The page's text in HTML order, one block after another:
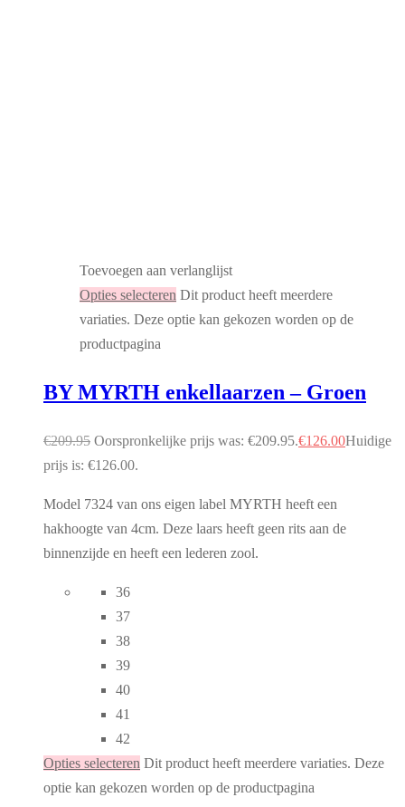
Toevoegen aan verlanglijst
Opties selecteren Dit product heeft meerdere
variaties. Deze optie kan gekozen worden op de
productpagina
BY MYRTH enkellaarzen – Groen
€209.95 Oorspronkelijke prijs was: €209.95.€126.00Huidige
prijs is: €126.00.
Model 7324 van ons eigen label MYRTH heeft een
hakhoogte van 4cm. Deze laars heeft geen rits aan de
binnenzijde en heeft een lederen zool.
36
37
38
39
40
41
42
Opties selecteren Dit product heeft meerdere variaties. Deze
optie kan gekozen worden op de productpagina